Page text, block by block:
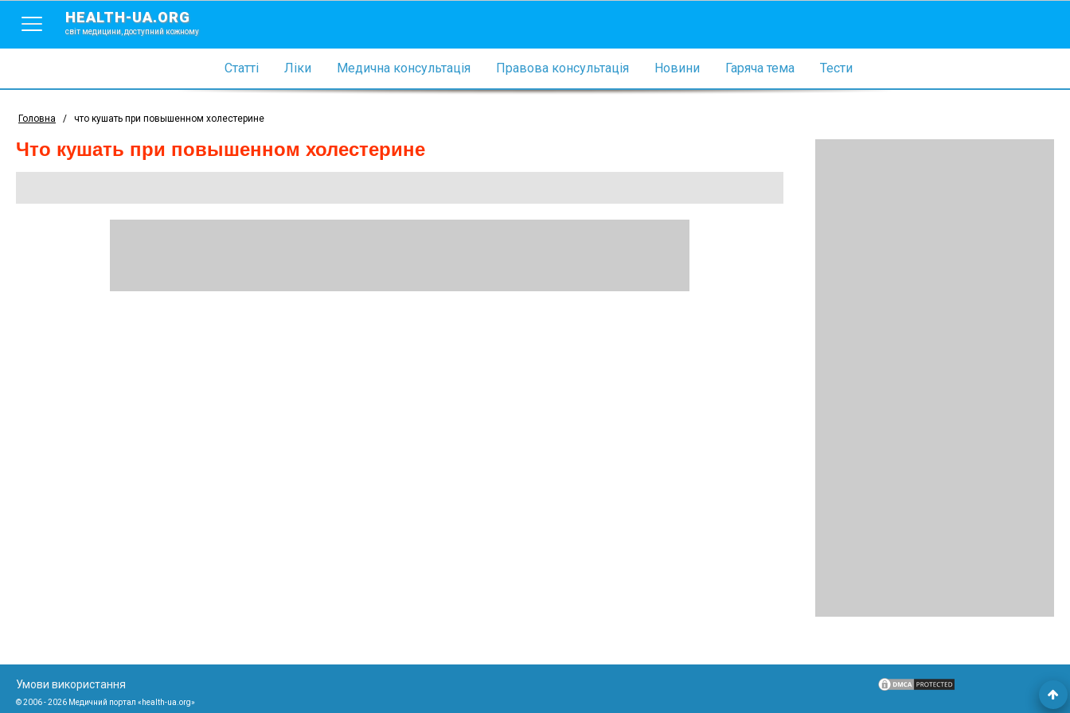
HEALTH-UA.ORG
світ медицини, доступний кожному
Статті Ліки Медична консультація Правова консультація Новини Гаряча тема Тести
Головна / что кушать при повышенном холестерине
что кушать при повышенном холестерине
Умови використання
© 2006 - 2026 Медичний портал «health-ua.org»